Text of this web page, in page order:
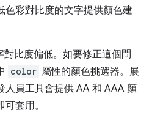
色彩對比度的文字提供顏色建
對比度偏低。如要修正這個問
color 屬性的顏色挑選器。展
人員工具會提供 AA 和 AAA 顏
套用。